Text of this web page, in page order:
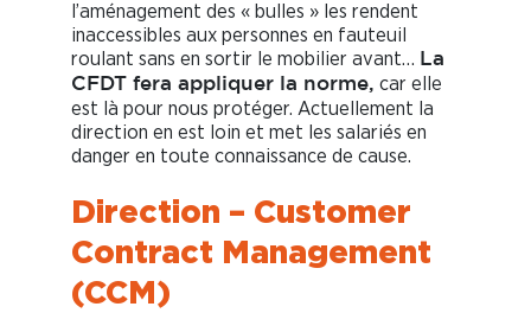
l’aménagement des « bulles » les rendent
inaccessibles aux personnes en fauteuil
roulant sans en sortir le mobilier avant… La
CFDT fera appliquer la norme, car elle
est là pour nous protéger. Actuellement la
direction en est loin et met les salariés en
danger en toute connaissance de cause.
Direction – Customer
Contract Management
(CCM)